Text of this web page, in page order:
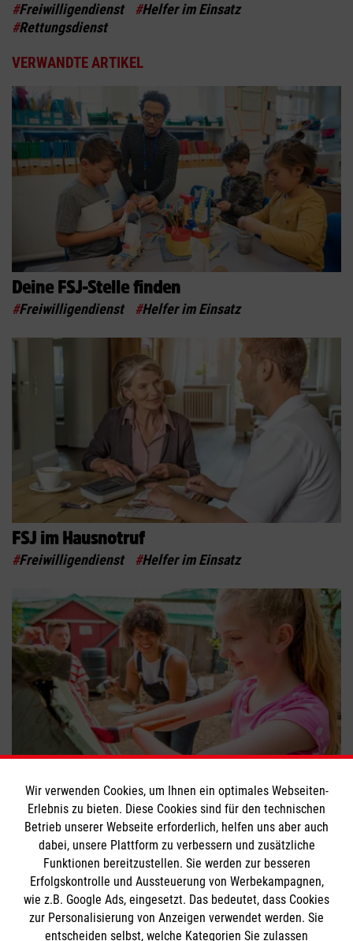
#Freiwilligendienst #Helfer im Einsatz
#Rettungsdienst
VERWANDTE ARTIKEL
Deine FSJ-Stelle finden
#Freiwilligendienst #Helfer im Einsatz
FSJ im Hausnotruf
#Freiwilligendienst #Helfer im Einsatz
FSJ: Die Voraussetzungen
Freiwilligendienst #Helfer im Einsatz
Bewerte diesen Artikel
Wir verwenden Cookies, um Ihnen ein optimales Webseiten-
Erlebnis zu bieten. Diese Cookies sind für den technischen
Betrieb unserer Webseite erforderlich, helfen uns aber auch
dabei, unsere Plattform zu verbessern und zusätzliche
Funktionen bereitzustellen. Sie werden zur besseren
Erfolgskontrolle und Aussteuerung von Werbekampagnen,
wie z.B. Google Ads, eingesetzt. Das bedeutet, dass Cookies
zur Personalisierung von Anzeigen verwendet werden. Sie
entscheiden selbst, welche Kategorien Sie zulassen